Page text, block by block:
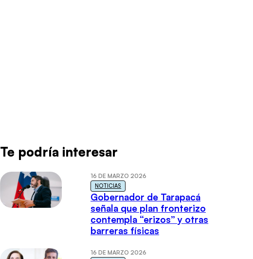
Te podría interesar
16 DE MARZO 2026
NOTICIAS
Gobernador de Tarapacá
señala que plan fronterizo
contempla “erizos” y otras
barreras físicas
16 DE MARZO 2026